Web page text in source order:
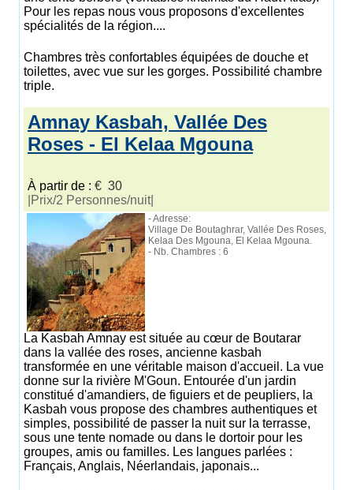
Pour les repas nous vous proposons d'excellentes
spécialités de la région....
Chambres très confortables équipées de douche et
toilettes, avec vue sur les gorges. Possibilité chambre
triple.
Amnay Kasbah, Vallée Des
Roses - El Kelaa Mgouna
À partir de : € 30
|Prix/2 Personnes/nuit|
- Adresse:
Village De Boutaghrar, Vallée Des Roses,
Kelaa Des Mgouna, El Kelaa Mgouna.
- Nb. Chambres : 6
La Kasbah Amnay est située au cœur de Boutarar
dans la vallée des roses, ancienne kasbah
transformée en une véritable maison d'accueil. La vue
donne sur la rivière M'Goun. Entourée d'un jardin
constitué d'amandiers, de figuiers et de peupliers, la
Kasbah vous propose des chambres authentiques et
simples, possibilité de passer la nuit sur la terrasse,
sous une tente nomade ou dans le dortoir pour les
groupes, amis ou familles. Les langues parlées :
Français, Anglais, Néerlandais, japonais...